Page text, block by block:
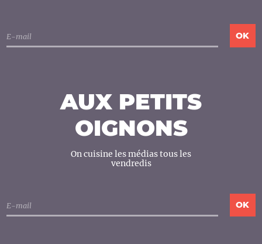
AUX PETITS
OIGNONS
On cuisine les médias tous les
vendredis